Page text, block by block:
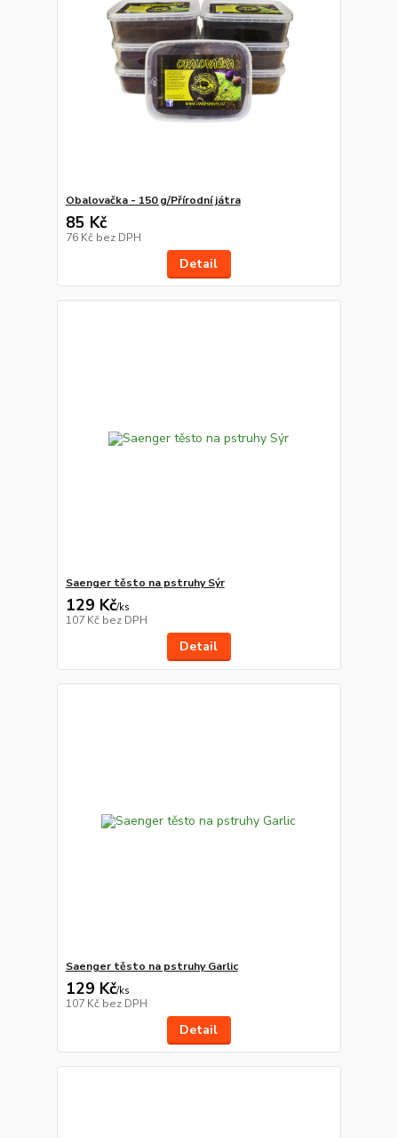
Obalovačka - 150 g/Přírodní játra
85 Kč
76 Kč bez DPH
Detail
Saenger těsto na pstruhy Sýr
129 Kč/ks
107 Kč bez DPH
Detail
Saenger těsto na pstruhy Garlic
129 Kč/ks
107 Kč bez DPH
Detail